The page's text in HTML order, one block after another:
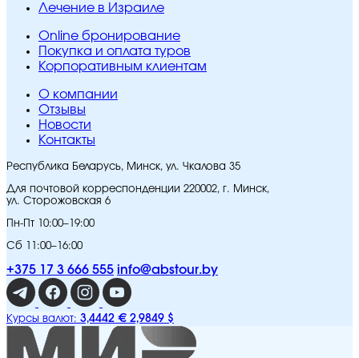
Лечение в Израиле
Online бронирование
Покупка и оплата туров
Корпоративным клиентам
O компании
Отзывы
Новости
Контакты
Республика Беларусь, Минск, ул. Чкалова 35
Для почтовой корреспонденции 220002, г. Минск,
ул. Сторожовская 6
Пн-Пт 10:00–19:00
Сб 11:00–16:00
+375 17 3 666 555 info@abstour.by
Курсы валют: 3,4442 € 2,9849 $